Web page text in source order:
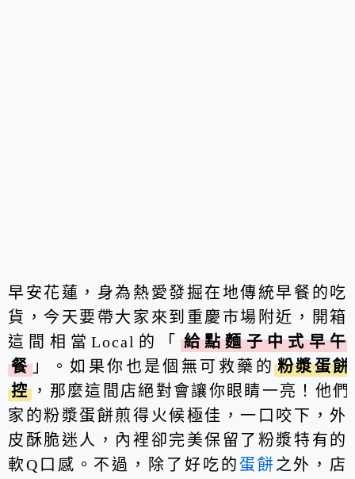
早安花蓮，身為熱愛發掘在地傳統早餐的吃
貨，今天要帶大家來到重慶市場附近，開箱
這間相當Local的「
給點麵子中式早午
餐 」。如果你也是個無可救藥的 粉漿蛋餅
控 ，那麼這間店絕對會讓你眼睛一亮！他們
家的粉漿蛋餅煎得火候極佳，一口咬下，外
皮酥脆迷人，內裡卻完美保留了粉漿特有的
軟Q口感。不過，除了好吃的蛋餅 之外，店